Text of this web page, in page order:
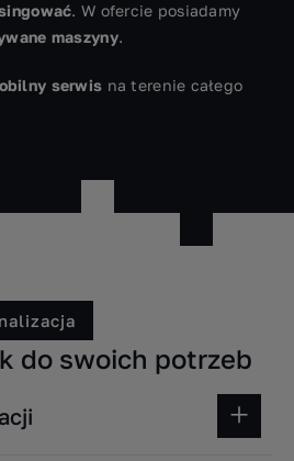
. W ofercie posiadamy
maszyny.
serwis na terenie całego
do swoich potrzeb